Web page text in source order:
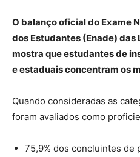
O balanço oficial do Exame
dos Estudantes (Enade)
mostra que estudantes de
e estaduais concentram os
Quando consideradas as
foram avaliados como
75,9% dos concluintes de